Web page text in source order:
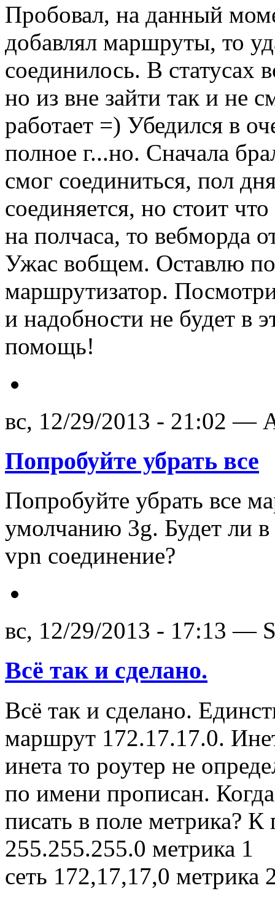
Пробовал, на данный
добавлял маршруты, то
соединилось. В статусах
но из вне зайти так и не
работает =) Убедился в
полное г...но. Сначала
смог соединиться, пол
соединяется, но стоит
на полчаса, то вебморда
Ужас вобщем. Оставлю
маршрутизатор.
и надобности не будет в
помощь!
вс, 12/29/2013 - 21:02 —
Попробуйте убрать все
Попробуйте убрать все
умолчанию 3g. Будет ли в
vpn соединение?
вс, 12/29/2013 - 17:13 —
Всё так и сделано.
Всё так и сделано.
маршрут 172.17.17.0.
инета то роутер не
по имени прописан.
писать в поле метрика?
255.255.255.0 метрика 1
сеть 172,17,17,0 метрика